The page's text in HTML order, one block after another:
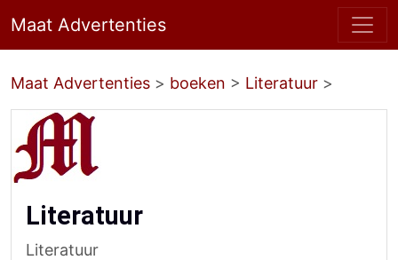
Maat Advertenties
Maat Advertenties > boeken > Literatuur >
Literatuur
Literatuur